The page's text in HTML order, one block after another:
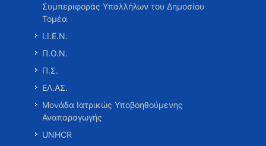
Συμπεριφοράς Υπαλλήλων του Δημοσίου
Τομέα
Ι.Ι.Ε.Ν.
Π.Ο.Ν.
Π.Σ.
ΕΛ.ΑΣ.
Μονάδα Ιατρικώς Υποβοηθούμενης
Αναπαραγωγής
UNHCR